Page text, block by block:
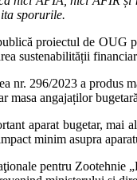
sporurile.
proiectul de OUG
sustenabilității
nr. 296/2023 a produs
masa angajaților
aparat bugetar, mai
minim asupra
pentru Zootehnie